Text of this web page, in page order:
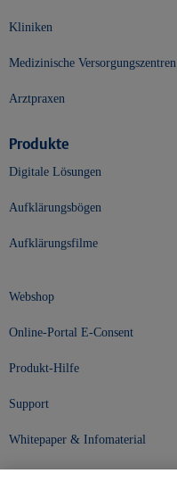
Kliniken
Medizinische Versorgungszentren
Arztpraxen
Produkte
Digitale Lösungen
Aufklärungsbögen
Aufklärungsfilme
Webshop
Online-Portal E-Consent
Produkt-Hilfe
Support
Whitepaper & Infomaterial